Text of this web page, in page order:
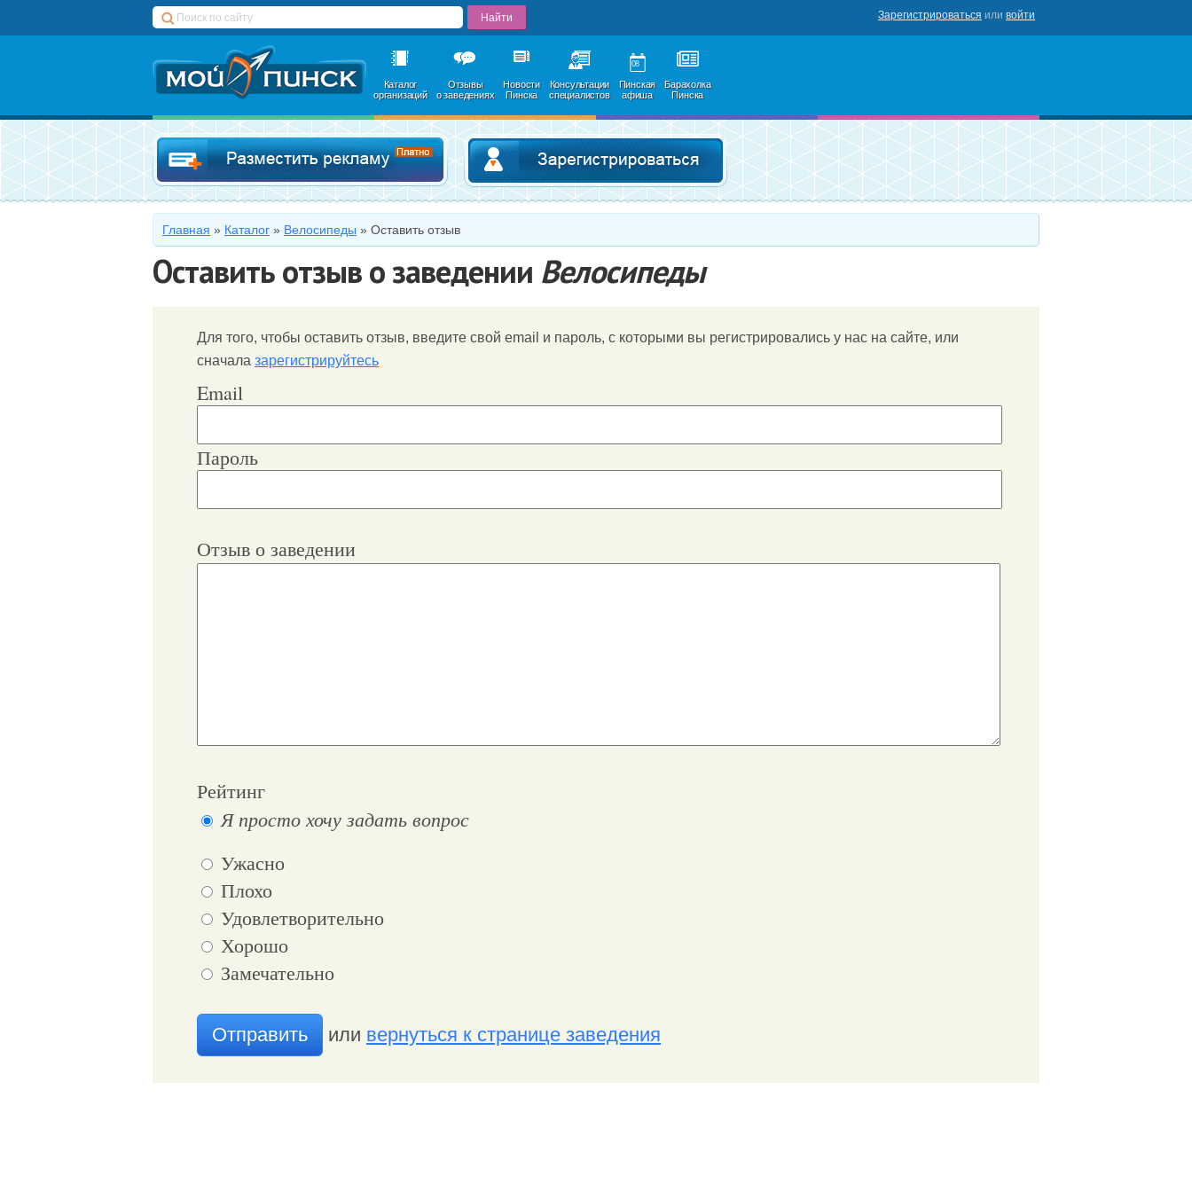
Зарегистрироваться или войти
Каталог
организаций
Отзывы
о заведениях
Новости
Пинска
Консультации
специалистов
08
Пинская
афиша
Барахолка
Пинска
Добавить в каталог Зарегистрироваться
Главная » Каталог » Велосипеды » Оставить отзыв
Оставить отзыв о заведении Велосипеды
Для того, чтобы оставить отзыв, введите свой email и пароль, c которыми вы регистрировались у нас на сайте, или
сначала зарегистрируйтесь
Email
Пароль
Отзыв о заведении
Рейтинг
Я просто хочу задать вопрос
Ужасно
Плохо
Удовлетворительно
Хорошо
Замечательно
Отправить или вернуться к странице заведения